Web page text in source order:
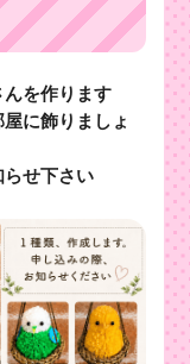
を作ります
に飾りましょ
らせ下さい